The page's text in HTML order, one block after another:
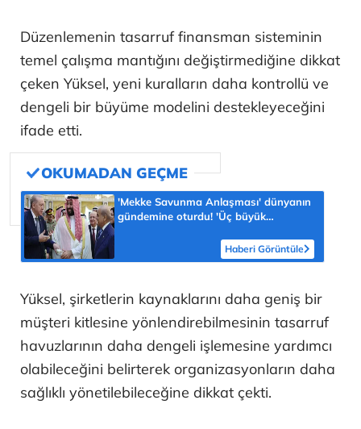
Düzenlemenin tasarruf finansman sisteminin
temel çalışma mantığını değiştirmediğine dikkat
çeken Yüksel, yeni kuralların daha kontrollü ve
dengeli bir büyüme modelini destekleyeceğini
ifade etti.
'Mekke Savunma Anlaşması' dünyanın
gündemine oturdu! 'Üç büyük
Haberi Görüntüle
Yüksel, şirketlerin kaynaklarını daha geniş bir
müşteri kitlesine yönlendirebilmesinin tasarruf
havuzlarının daha dengeli işlemesine yardımcı
olabileceğini belirterek organizasyonların daha
sağlıklı yönetilebileceğine dikkat çekti.